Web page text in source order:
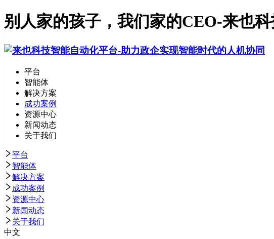
别人家的孩子，我们家的CEO-来也
平台
智能体
解决方案
成功案例
资源中心
新闻动态
关于我们
平台
智能体
解决方案
成功案例
资源中心
新闻动态
关于我们
中文